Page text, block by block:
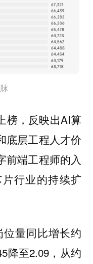
榜，反映出AI算
底层⼯程⼈才价
前端⼯程师的⼊
⾏业的持续扩
量同⽐增⻓约
降⾄2.09，从约